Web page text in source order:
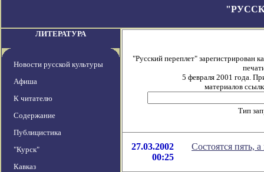
ЛИТЕРАТУРА
Новости русской культуры
Афиша
К читателю
Содержание
Публицистика
"Курск"
Кавказ
"Русский переплет" зарегистрирован
5 февраля 2001 года.
материалов
Тип
27.03.2002
00:25
Состоятся пять,